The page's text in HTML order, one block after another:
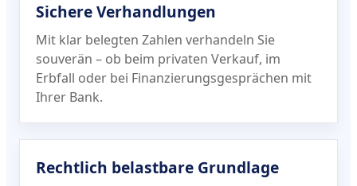
Sichere Verhandlungen
Mit klar belegten Zahlen verhandeln Sie
souverän – ob beim privaten Verkauf, im
Erbfall oder bei Finanzierungs­gesprächen mit
Ihrer Bank.
Rechtlich belastbare Grundlage